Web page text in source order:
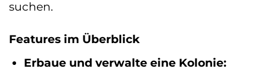
suchen.
Features im Überblick
Erbaue und verwalte eine Kolonie: